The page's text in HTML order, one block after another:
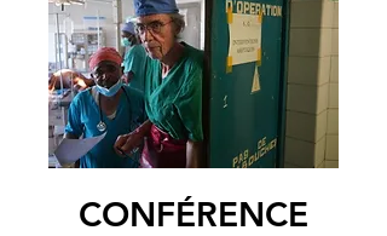
CONFÉRENCE